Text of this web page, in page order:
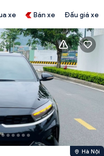
xe Bán xe Đấu giá xe
Hà Nội